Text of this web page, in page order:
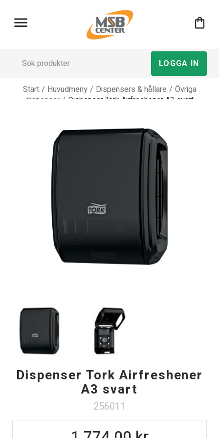
menu shopping_bag
LOGGA IN
Start / Huvudmeny / Dispensers & hållare / Övriga
dispenser / Dispenser Tork Airfreshener A3 svart
Dispenser Tork Airfreshener
A3 svart
256011